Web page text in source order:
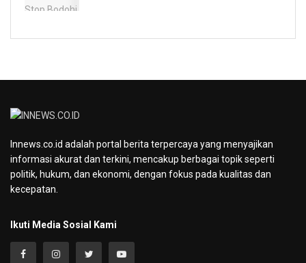
Innews.co.id adalah portal berita terpercaya yang menyajikan
informasi akurat dan terkini, mencakup berbagai topik seperti
politik, hukum, dan ekonomi, dengan fokus pada kualitas dan
kecepatan.
Ikuti Media Sosial Kami